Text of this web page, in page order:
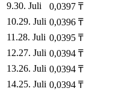
9.30. Juli 0,0397 ₸
10.29. Juli 0,0396 ₸
11 .28. Juli 0,0395 ₸
12.27. Juli 0,0394 ₸
13.26. Juli 0,0394 ₸
14.25. Juli 0,0394 ₸